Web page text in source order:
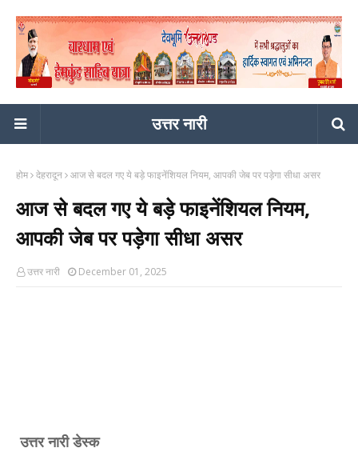
उत्तर नारी
होम देहरादून आज से बदल गए ये बड़े फाइनेंशियल नियम, आपकी जेब पर पड़ेगा सीधा असर
आज से बदल गए ये बड़े फाइनेंशियल नियम,
आपकी जेब पर पड़ेगा सीधा असर
उत्तर नारी December 01, 2025
उत्तर नारी डेस्क